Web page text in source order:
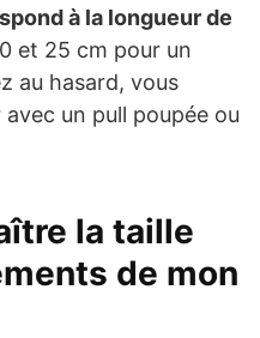
à la longueur de
et 25 cm pour un
au hasard, vous
un pull poupée ou
la taille
de mon